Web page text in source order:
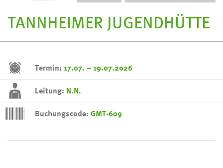
TANNHEIMER JUGENDHÜTTE
Termin: 17.07. – 19.07.2026
Leitung: N.N.
Buchungscode: GMT-609